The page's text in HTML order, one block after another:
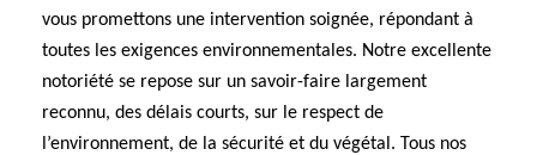
vous promettons une intervention soignée, répondant à
toutes les exigences environnementales. Notre excellente
notoriété se repose sur un savoir-faire largement
reconnu, des délais courts, sur le respect de
l’environnement, de la sécurité et du végétal. Tous nos